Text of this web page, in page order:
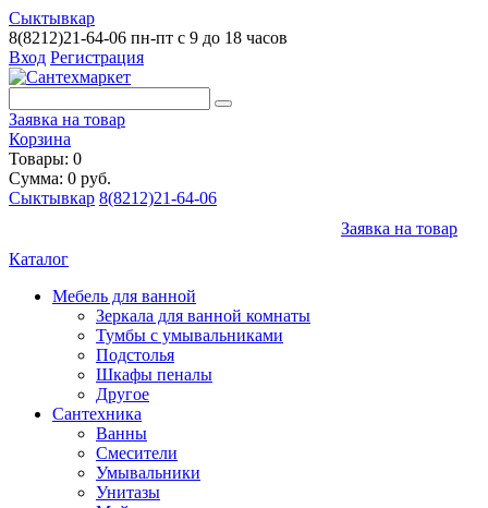
Сыктывкар
8(8212)21-64-06 пн-пт с 9 до 18 часов
Вход Регистрация
Заявка на товар
Корзина
Товары: 0
Сумма: 0 руб.
Сыктывкар 8(8212)21-64-06
Заявка на товар
Каталог
Мебель для ванной
Зеркала для ванной комнаты
Тумбы с умывальниками
Подстолья
Шкафы пеналы
Другое
Сантехника
Ванны
Смесители
Умывальники
Унитазы